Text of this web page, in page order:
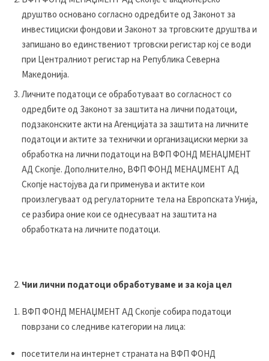
друштво основано согласно одредбите од Законот за
инвестициски фондови и Законот за трговските друштва и
запишано во единствeниот трговски регистар кој се води
при Централниот регистар на Република Северна
Македонија.
Личните податоци се обработуваат во согласност со
одредбите од Законот за заштита на лични податоци,
подзаконските акти на Агенцијата за заштита на личните
податоци и актите за технички и организациски мерки за
обработка на лични податоци на ВФП ФОНД МЕНАЏМЕНТ
АД Скопје. Дополнително, ВФП ФОНД МЕНАЏМЕНТ АД
Скопје настојува да ги применува и актите кои
произлегуваат од регулаторните тела на Европската Унија,
се разбира оние кои се однесуваат на заштита на
обработката на личните податоци.
Чии лични податоци обработуваме и за која цел
ВФП ФОНД МЕНАЏМЕНТ АД Скопје собира податоци
поврзани со следниве категории на лица:
посетители на интернет страната на ВФП ФОНД